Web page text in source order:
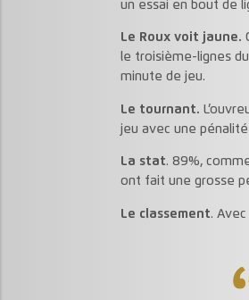
un essai en bout de
Le Roux voit jaune.
le troisième-lignes
minute de jeu.
Le tournant.
jeu avec une
La stat. 89%,
ont fait une grosse
Le classement.